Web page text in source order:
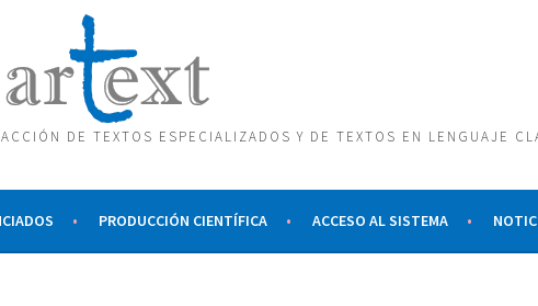
DE TEXTOS ESPECIALIZADOS Y DE TEXTOS EN LENGUAJE
PRODUCCIÓN CIENTÍFICA ACCESO AL SISTEMA